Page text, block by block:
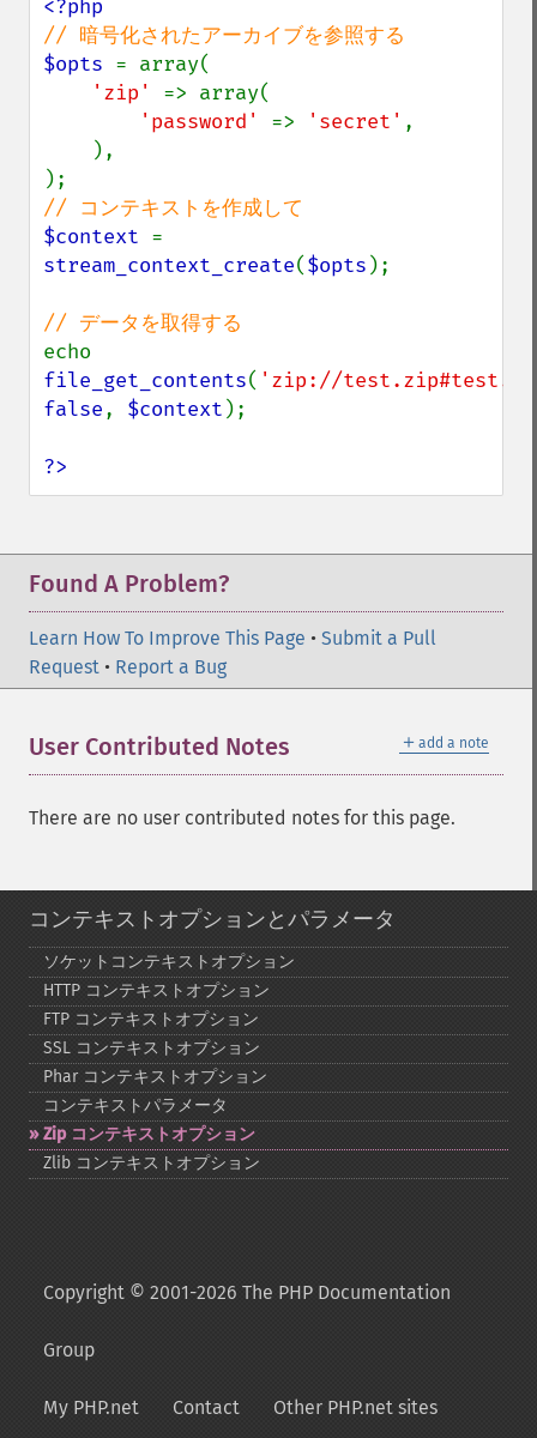
$opts = array(
'zip' => array(
'password' => 'secret' ,
$context
stream_context_create($opts );
file_get_contents( 'zip://
false, $context );
?>
Found A Problem?
Learn How To Improve This Page • Submit a Pull
Request • Report a Bug
＋ add a note
User Contributed Notes
There are no user contributed notes for this page.
コンテキストオプションとパラメータ
ソケットコンテキストオプション
HTTP コンテキストオプション
FTP コンテキストオプション
SSL コンテキストオプション
Phar コンテキストオプション
コンテキストパラメータ
Zip コンテキストオプション
Zlib コンテキストオプション
Copyright © 2001-2026 The PHP Documentation
Group
My PHP.net Contact Other PHP.net sites